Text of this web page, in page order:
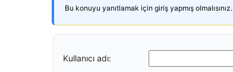
Bu konuyu yanıtlamak için giriş yapmış olmalısınız.
Kullanıcı adı: